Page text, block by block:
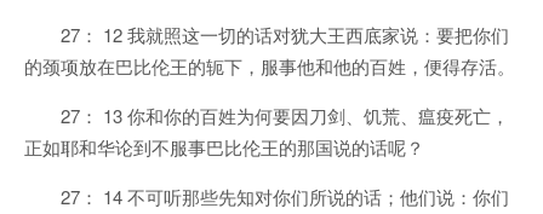
27： 12 我就照这一切的话对犹大王西底家说：要把你们
的颈项放在巴比伦王的轭下，服事他和他的百姓，便得存活。
27： 13 你和你的百姓为何要因刀剑、饥荒、瘟疫死亡，
正如耶和华论到不服事巴比伦王的那国说的话呢？
27： 14 不可听那些先知对你们所说的话；他们说：你们